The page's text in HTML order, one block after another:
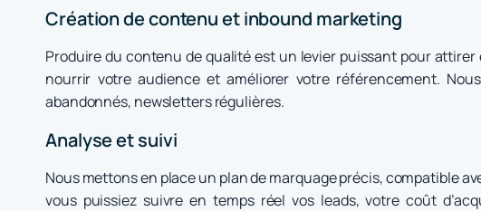
Création de contenu et inbound marketing
Produire du contenu de qualité est un levier puissant pour
nourrir votre audience et améliorer votre référencement.
abandonnés, newsletters régulières.
Analyse et suivi
Nous mettons en place un plan de marquage précis, compatible
vous puissiez suivre en temps réel vos leads, votre coût